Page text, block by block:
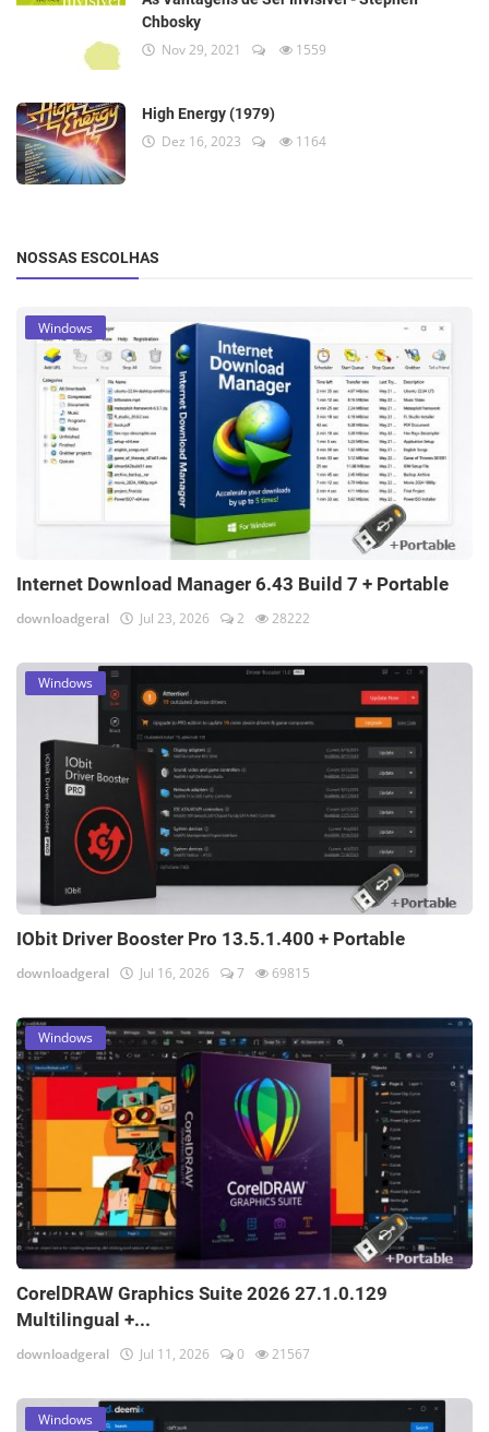
Chbosky
Nov 29, 2021 1559
High Energy (1979)
Dez 16, 2023 1164
NOSSAS ESCOLHAS
Windows
Internet Download Manager 6.43 Build 7 + Portable
downloadgeral Jul 23, 2026 2 28222
Windows
IObit Driver Booster Pro 13.5.1.400 + Portable
downloadgeral Jul 16, 2026 7 69815
Windows
CorelDRAW Graphics Suite 2026 27.1.0.129
Multilingual +...
downloadgeral Jul 11, 2026 0 21567
Windows